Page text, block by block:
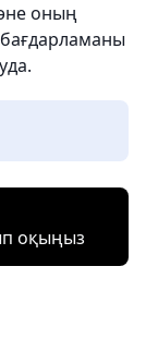
оның
оқыңыз